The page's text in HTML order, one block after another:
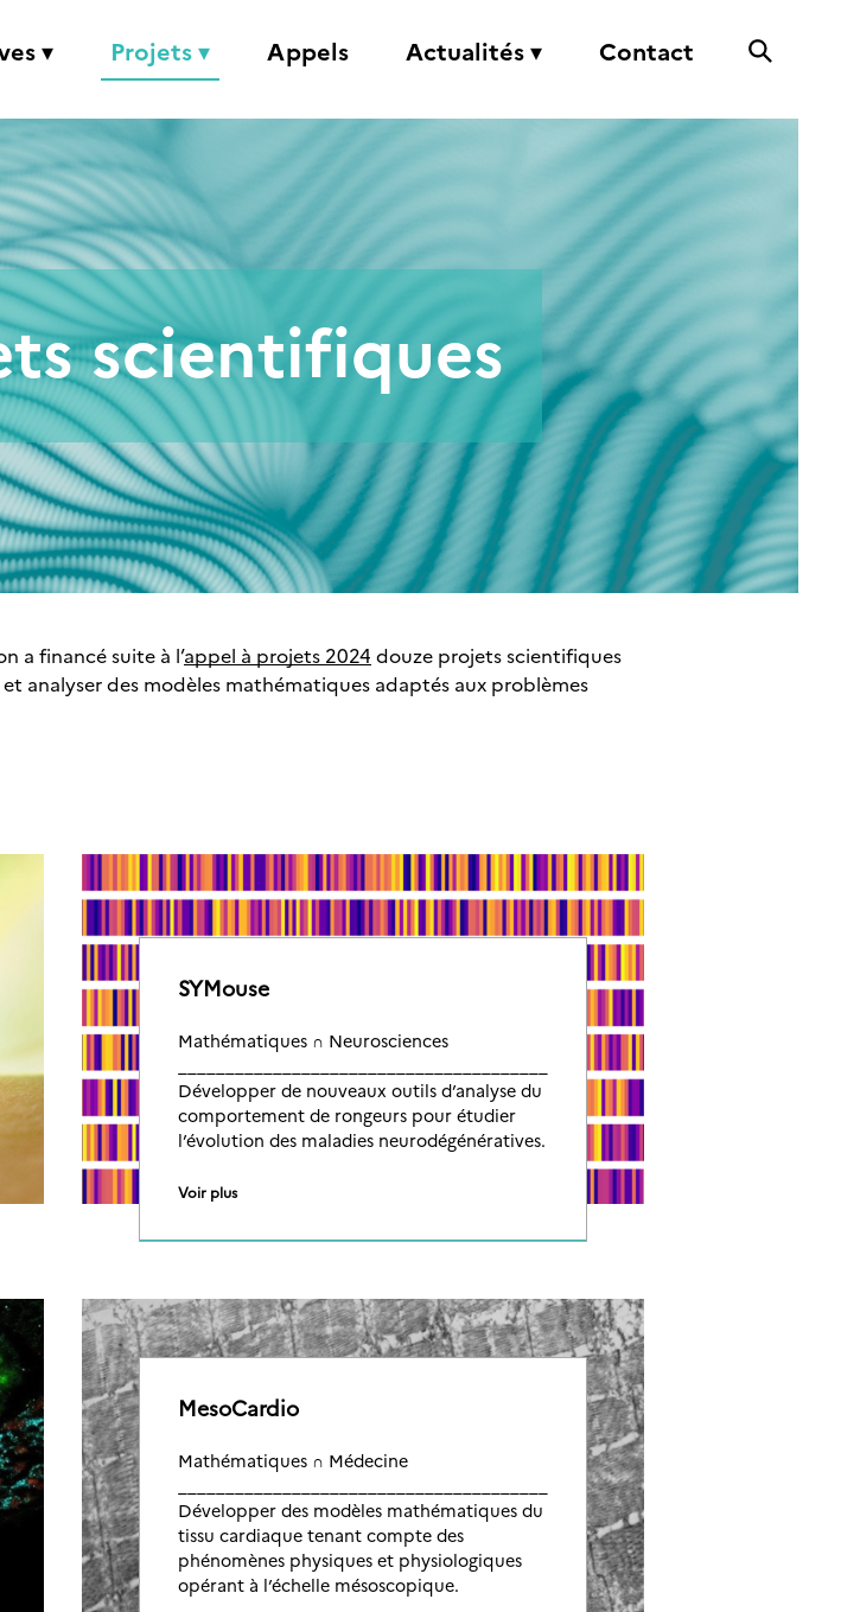
▾ Projets ▾ Appels Actualités ▾ Contact
scientifiques
a financé suite à l’appel à projets 2024 douze projets scientifiques
analyser des modèles mathématiques adaptés aux problèmes
SYMouse
Mathématiques ∩ Neurosciences
Développer de nouveaux outils d’analyse du
comportement de rongeurs pour étudier
l’évolution des maladies neurodégénératives.
Voir plus
MesoCardio
Mathématiques ∩ Médecine
Développer des modèles mathématiques du
tissu cardiaque tenant compte des
phénomènes physiques et physiologiques
opérant à l’échelle mésoscopique.